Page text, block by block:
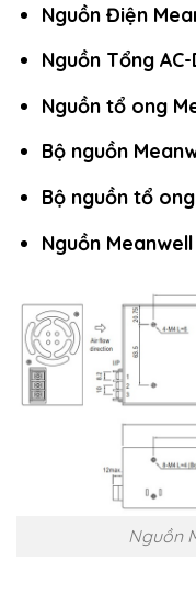
Nguồn Điện
Nguồn Tổng
Nguồn tổ ong
Bộ nguồn
Bộ nguồn tổ
Nguồn
Nguồn